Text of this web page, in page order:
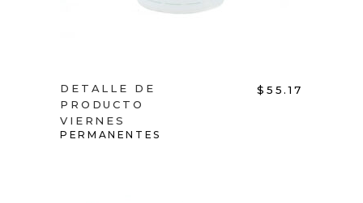
DETALLE DE
PRODUCTO
VIERNES
$ 55.17
PERMANENTES